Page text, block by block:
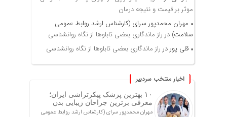
موثر بر قیمت و نتیجه درمان
مهران محمدپور سرای (کارشناس ارشد روابط عمومی
سلامت) در راز ماندگاری بعضی تابلوها از نگاه روانشناسی
قلی پور در راز ماندگاری بعضی تابلوها از نگاه روانشناسی
اخبار منتخب سردبیر
۱۰ بهترین پزشک پیکرتراشی ایران؛
معرفی برترین جراحان زیبایی بدن
مهران محمدپور سرای (کارشناس ارشد روابط عمومی